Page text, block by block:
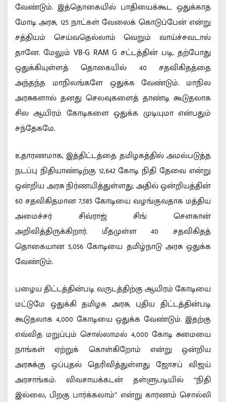
வேண்டும். இத்தொகையில் பாதியைக்கூட ஒதுக்காத
மோடி அரசு, 125 நாட்கள் வேலைக் கொடுப்பேன் என்று
சத்தியம் செய்வதெல்லாம் வெறும் வாய்ச்சவடால்
தானே. மேலும் VB-G RAM G சட்டத்தின் படி, தற்போது
ஒதுக்கியுள்ளத் தொகையில் 40 சதவிகிதத்தை
அந்தந்த மாநிலங்களே ஒதுக்க வேண்டும். மாநில
அரசுகளால் தனது செலவுகளைத் தாண்டி கூடுதலாக
சில ஆயிரம் கோடிகளை ஒதுக்க முடியுமா என்பதும்
சந்தேகமே.
உதாரணமாக, இத்திட்டத்தை தமிழகத்தில் அமல்படுத்த
நடப்பு நிதியாண்டிற்கு 12,642 கோடி நிதி தேவை என்று
ஒன்றிய அரசு நிர்ணயித்துள்ளது. அதில் ஒன்றியத்தின்
60 சதவிகிதமான 7,585 கோடியை வழங்குவதாக மத்திய
அமைச்சர் சிவ்ராஜ் சிங் சௌகான்
அறிவித்திருக்கிறார். மீதமுள்ள 40 சதவிகிதத்
தொகையான 5,056 கோடியை தமிழ்நாடு அரசு ஒதுக்க
வேண்டும்.
பழைய திட்டத்தின்படி வருடத்திற்கு ஆயிரம் கோடியை
மட்டுமே ஒதுக்கி தமிழக அரசு, புதிய திட்டத்தின்படி
கூடுதலாக 4,000 கோடியை ஒதுக்க வேண்டும். இதற்கு
எவ்வித மறுப்பும் சொல்லாமல் 4,000 கோடி சுமையை
நாங்கள் ஏற்றுக் கொள்கிறோம் என்று ஒன்றிய
அரசுக்கு ஒப்புதல் தெரிவித்துள்ளது ஜோசப் விஜய்
அரசாங்கம். விவசாயக்கடன் தள்ளுபடியில் “நிதி
இல்லை, பிறகு பார்க்கலாம்” என்று காரணம் சொல்லி